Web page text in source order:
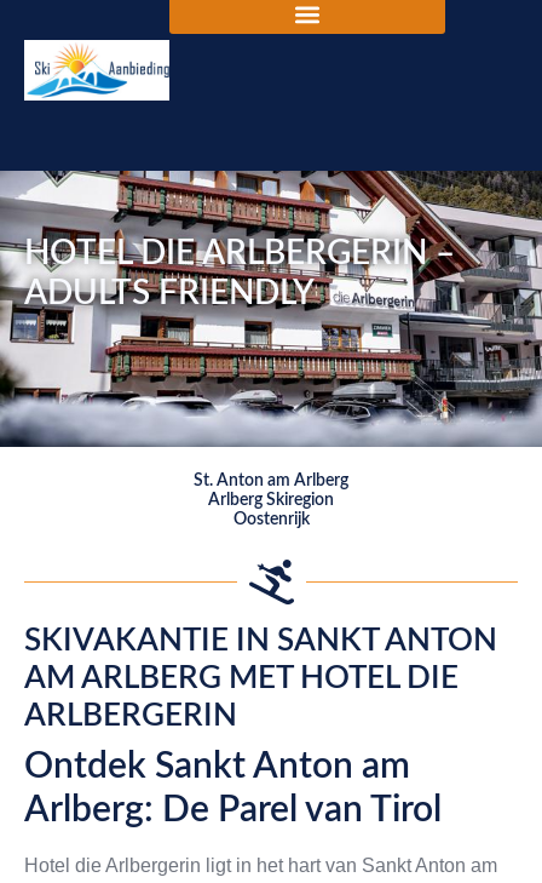
HOTEL DIE ARLBERGERIN –
ADULTS FRIENDLY
St. Anton am Arlberg
Arlberg Skiregion
Oostenrijk
SKIVAKANTIE IN SANKT ANTON
AM ARLBERG MET HOTEL DIE
ARLBERGERIN
Ontdek Sankt Anton am
Arlberg: De Parel van Tirol
Hotel die Arlbergerin ligt in het hart van Sankt Anton am